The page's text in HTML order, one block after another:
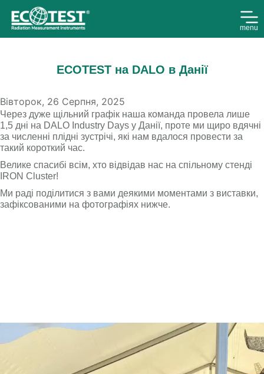
menu
ECOTEST на DALO в Данії
Вівторок, 26 Серпня, 2025
Через дуже щільний графік наша команда провела лише
1,5 дні на DALO Industry Days у Данії, проте ми щиро вдячні
за численні плідні зустрічі, які нам вдалося провести за
такий короткий час.
Велике спасибі всім, хто відвідав нас на спільному стенді
IRON Cluster!
Ми раді поділитися з вами деякими моментами з виставки,
зафіксованими на фотографіях нижче.